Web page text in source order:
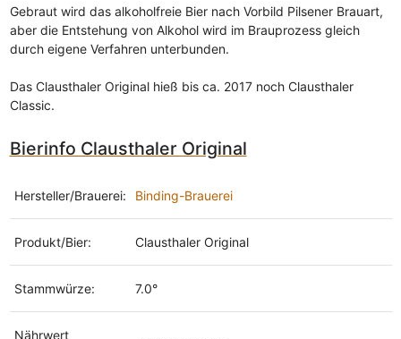
Gebraut wird das alkoholfreie Bier nach Vorbild Pilsener Brauart,
aber die Entstehung von Alkohol wird im Brauprozess gleich
durch eigene Verfahren unterbunden.
Das Clausthaler Original hieß bis ca. 2017 noch Clausthaler
Classic.
Bierinfo Clausthaler Original
Hersteller/Brauerei: Binding-Brauerei
Produkt/Bier: Clausthaler Original
Stammwürze: 7.0°
Nährwert